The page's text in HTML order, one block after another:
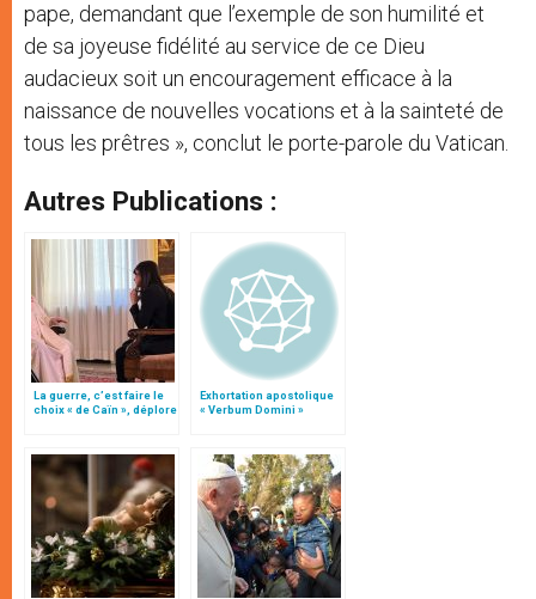
pape, demandant que l’exemple de son humilité et
de sa joyeuse fidélité au service de ce Dieu
audacieux soit un encouragement efficace à la
naissance de nouvelles vocations et à la sainteté de
tous les prêtres », conclut le porte-parole du Vatican.
Autres Publications :
La guerre, c’est faire le
choix « de Caïn », déplore
Exhortation apostolique
« Verbum Domini »